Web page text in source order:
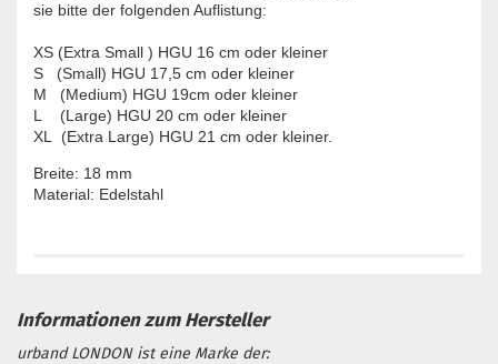
XS (Extra Small ) HGU 16 cm oder kleiner
S   (Small) HGU 17,5 cm oder kleiner
M   (Medium) HGU 19cm oder kleiner
L    (Large) HGU 20 cm oder kleiner
XL  (Extra Large) HGU 21 cm oder kleiner.
Breite: 18 mm
Material: Edelstahl
urband LONDON ist eine Marke der: